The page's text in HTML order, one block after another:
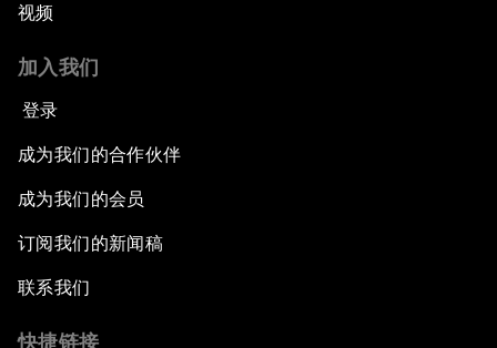
视频
加入我们
登录
成为我们的合作伙伴
成为我们的会员
订阅我们的新闻稿
联系我们
快捷链接